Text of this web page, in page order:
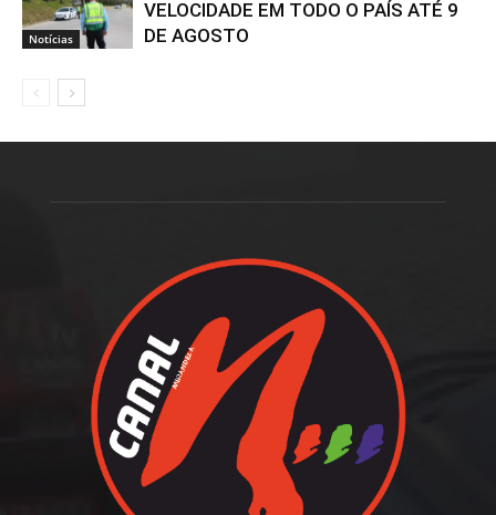
Notícias
VELOCIDADE EM TODO O PAÍS ATÉ 9
DE AGOSTO